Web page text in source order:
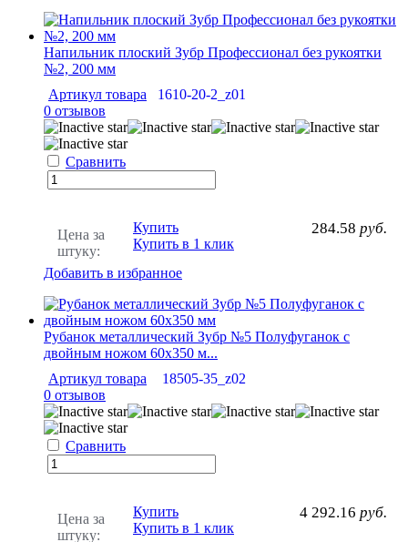
Напильник плоский Зубр Профессионал без рукоятки
№2, 200 мм
Артикул товара
1610-20-2_z01
0 отзывов
Сравнить
Цена за
штуку:
284.58 руб.
Купить
Купить в 1 клик
Добавить в избранное
Рубанок металлический Зубр №5 Полуфуганок с
двойным ножом 60х350 м...
Артикул товара
18505-35_z02
0 отзывов
Сравнить
Цена за
штуку:
4 292.16 руб.
Купить
Купить в 1 клик